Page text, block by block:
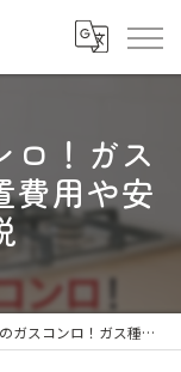
ロ！ガス
費用や安
ス種違いと選び方！設置費用や安全機能も解説